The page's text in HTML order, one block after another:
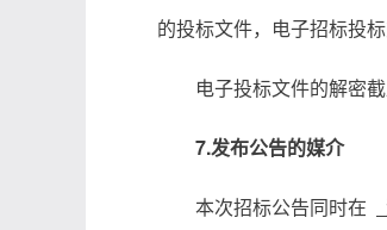
的投标文件，电子招标投
电子投标文件的解密
7.发布公告的媒介
本次招标公告同时在